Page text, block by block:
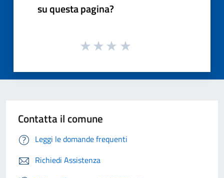
su questa pagina?
Contatta il comune
Leggi le domande frequenti
Richiedi Assistenza